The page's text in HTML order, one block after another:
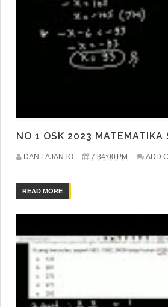
NO 1 OSK 2023 MATEMATIKA
DAN LAJANTO 7:34:00 PM ADD
READ MORE